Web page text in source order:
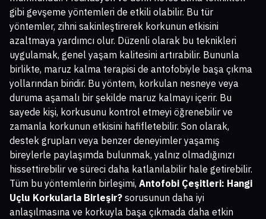
gibi gevşeme yöntemleri de etkili olabilir. Bu tür
yöntemler, zihni sakinleştirerek korkunun etkisini
azaltmaya yardımcı olur. Düzenli olarak bu teknikleri
uygulamak, genel yaşam kalitesini artırabilir. Bununla
birlikte, maruz kalma terapisi de antofobiyle başa çıkma
yollarından biridir. Bu yöntem, korkulan nesneye veya
duruma aşamalı bir şekilde maruz kalmayı içerir. Bu
sayede kişi, korkusunu kontrol etmeyi öğrenebilir ve
zamanla korkunun etkisini hafifletebilir. Son olarak,
destek grupları veya benzer deneyimler yaşamış
bireylerle paylaşımda bulunmak, yalnız olmadığınızı
hissettirebilir ve süreci daha katlanılabilir hale getirebilir.
Tüm bu yöntemlerin birleşimi, Antofobi Çeşitleri: Hangi
Uçlu Korkularla Birleşir? sorusunun daha iyi
anlaşılmasına ve korkuyla başa çıkmada daha etkin